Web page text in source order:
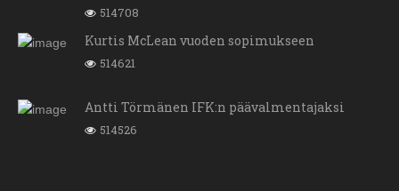
514708
Kurtis McLean vuoden sopimukseen
514621
Antti Törmänen IFK:n päävalmentajaksi
514526